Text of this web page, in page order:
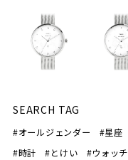
SEARCH TAG
#オールジェンダー #星座
#時計
#とけい #ウォッチ